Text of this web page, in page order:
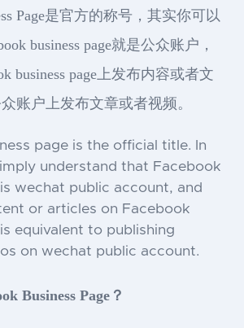
Page是官方的称号，其实你可以
business page就是公众账户，
business page上发布内容或者文
账户上发布文章或者视频。
page is the official title. In
understand that Facebook
wechat public account, and
or articles on Facebook
equivalent to publishing
on wechat public account.
Business Page？